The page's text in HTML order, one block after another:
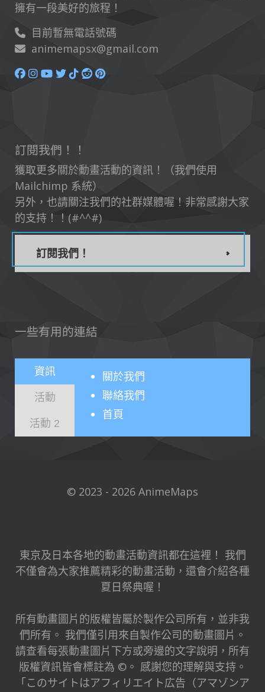
擁有一段美好的旅程！
目前暫無電話號碼
animemapsx@gmail.com
訂閱我們！！
獲取更多關於動畫活動的資訊！（我們使用
Mailchimp 系統）
另外，也請關注我們的社群媒體喔！非常感謝大家
的支持！！(#^^#)
訂閱我們！
一些有用的連結
資訊
活動
活動 2
關於我們
聯絡我們
首頁
© 2023 - 2026 AnimeMaps
東京及日本各地的動畫活動資訊都在這裡！ 我們
不僅會為大家推薦精彩的動畫活動，還會介紹各種
夏日祭典喔！
所有動畫圖片的版權皆屬於製作公司所有，並非我
們所有。 我們僅引用來自製作公司的動畫圖片。
請查看每張動畫圖片下方或旁邊的文字說明，所有
版權資訊皆會標註為 ©。 感謝您的理解與支持。
「このサイトはアフィリエイト広告（アマゾンア